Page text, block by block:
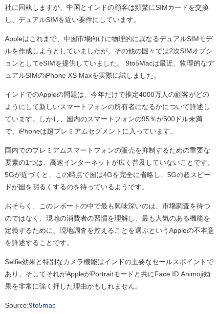
社に固執しますが、中国とインドの顧客は頻繁にSIMカードを交換
し、デュアルSIMを近い要件にしています。
Appleはこれまで、中国市場向けに物理的に異なるデュアルSIMモデ
ルを作成しようとしていましたが、その他の国々では2次SIMオプシ
ョンとしてeSIMを提供していました。 9to5Macは最近、物理的なデ
ュアルSIMのiPhone XS Maxを実際に試しました。
インドでのAppleの問題は、今年だけで推定4000万人の顧客がどの
ようにして新しいスマートフォンの所有者になるかについて詳述し
ています。しかし、国内のスマートフォンの95％が500ドル未満
で、iPhoneは超プレミアムセグメントに入っています。
国内でのプレミアムスマートフォンの販売を抑制するための重要な
要素の1つは、高速インターネットが広く普及していないことです。
5Gが近づくと、この時点で国は4Gを完全に省略し、5Gの超スピー
ドが国を明るくするのを待っているようです。
おそらく、このレポートの中で最も興味深いのは、市場調査を待つ
のではなく、現地の消費者の習慣を理解し、最も人気のある機能を
定義するために、現地調査を控えることを選ぶというAppleの不本意
を詳述することです。
Selfie効果と特別なカメラ機能はインドの主要なセールスポイントで
あり、そしてそれがAppleがPortraitモードと共にFace ID Animoji効
果を非常に強く押した理由かもしれません。
Source:9to5mac